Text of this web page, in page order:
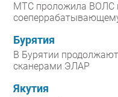
МТС проложила ВОЛС
Бурятия
В Бурятии
сканерами ЭЛАР
Якутия